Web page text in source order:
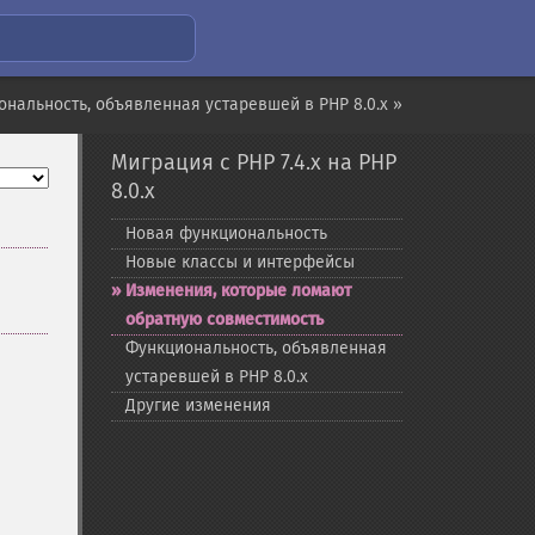
объявленная устаревшей в PHP 8.0.x »
Миграция с PHP 7.4.x на PHP
8.0.x
Новая функциональность
Новые классы и интерфейсы
Изменения, которые ломают
обратную совместимость
Функциональность, объявленная
устаревшей в PHP 8.0.x
Другие изменения